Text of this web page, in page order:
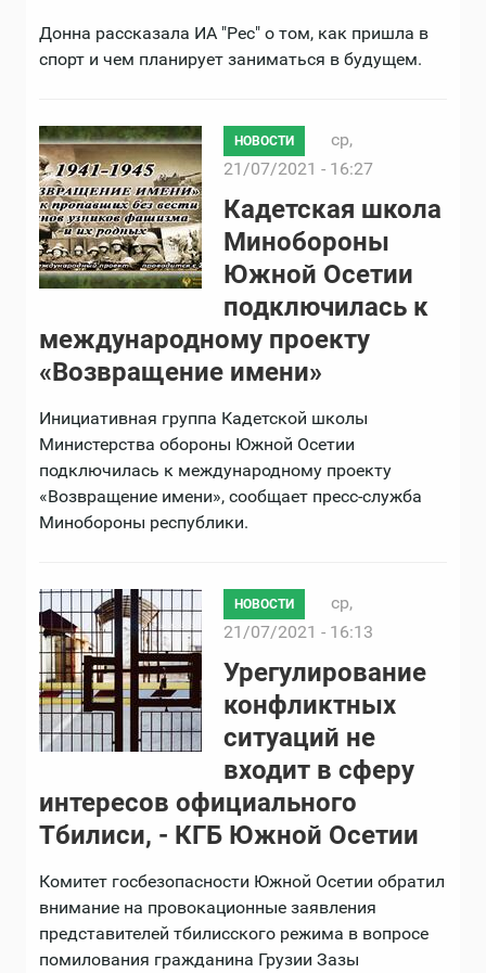
Донна рассказала ИА "Рес" о том, как пришла в
спорт и чем планирует заниматься в будущем.
НОВОСТИ
ср,
21/07/2021 - 16:27
Кадетская школа
Минобороны
Южной Осетии
подключилась к
международному проекту
«Возвращение имени»
Инициативная группа Кадетской школы
Министерства обороны Южной Осетии
подключилась к международному проекту
«Возвращение имени», сообщает пресс-служба
Минобороны республики.
НОВОСТИ
ср,
21/07/2021 - 16:13
Урегулирование
конфликтных
ситуаций не
входит в сферу
интересов официального
Тбилиси, - КГБ Южной Осетии
Комитет госбезопасности Южной Осетии обратил
внимание на провокационные заявления
представителей тбилисского режима в вопросе
помилования гражданина Грузии Зазы